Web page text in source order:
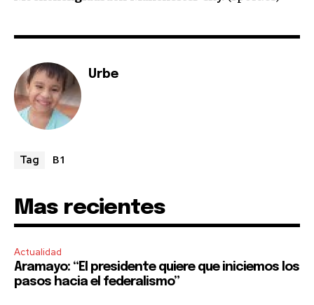
Urbe
Tag B1
Mas recientes
Actualidad
Aramayo: “El presidente quiere que iniciemos los
pasos hacia el federalismo”